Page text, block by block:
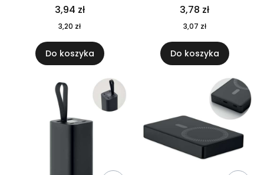
3,94 zł
3,20 zł
Do koszyka
3,78 zł
3,07 zł
Do koszyka